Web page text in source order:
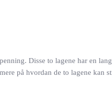
Disse to lagene har en
på hvordan de to lagene kan